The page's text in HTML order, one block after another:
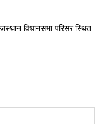
विधानसभा परिसर स्थित